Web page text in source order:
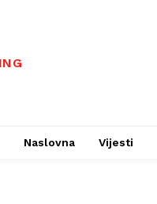
Naslovna Vijesti